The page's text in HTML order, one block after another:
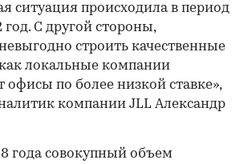
ситуация происходила в период
год. С другой стороны,
строить качественные
локальные компании
офисы по более низкой ставке»,
компании JLL Александр
года совокупный объем